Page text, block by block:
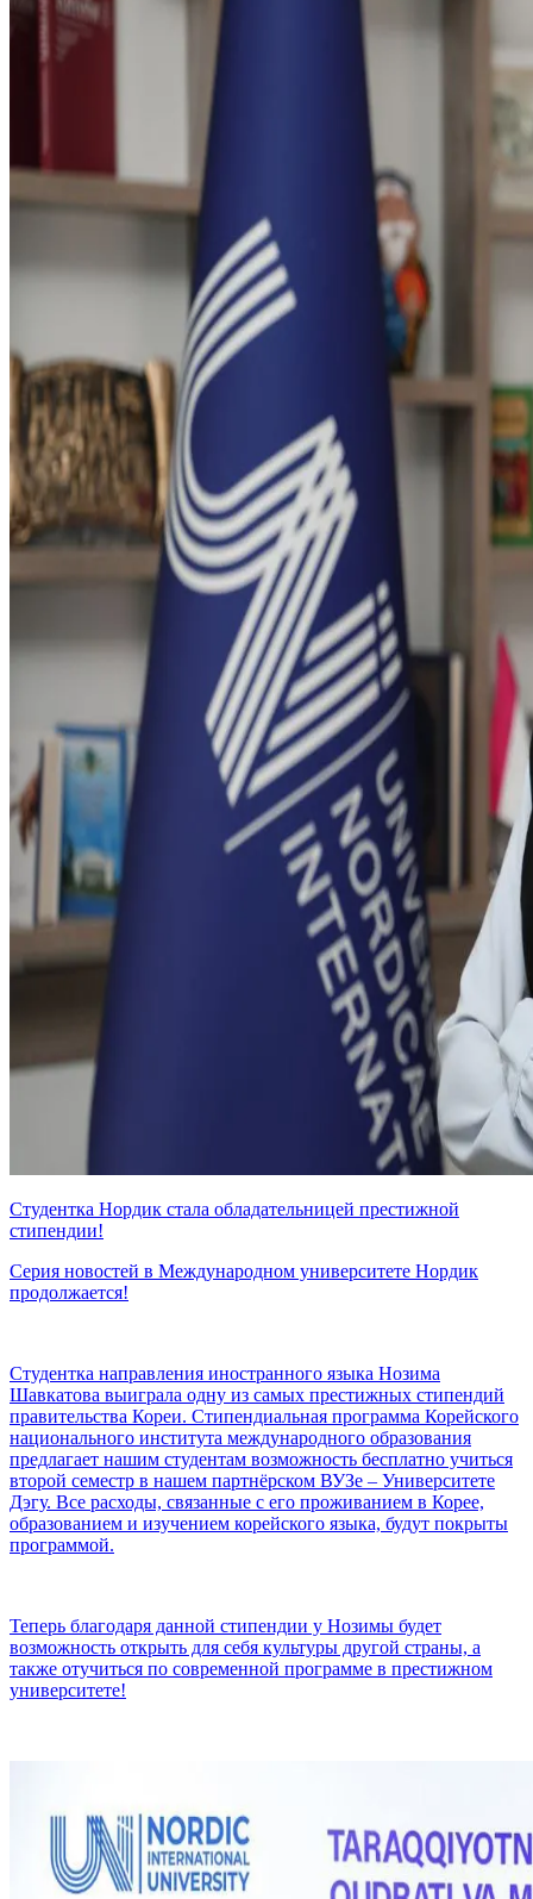
Студентка Нордик стала обладательницей престижной
стипендии!
Серия новостей в Международном университете Нордик
продолжается!
Студентка направления иностранного языка Нозима
Шавкатова выиграла одну из самых престижных стипендий
правительства Кореи. Стипендиальная программа Корейского
национального института международного образования
предлагает нашим студентам возможность бесплатно учиться
второй семестр в нашем партнёрском ВУЗе – Университете
Дэгу. Все расходы, связанные с его проживанием в Корее,
образованием и изучением корейского языка, будут покрыты
программой.
Теперь благодаря данной стипендии у Нозимы будет
возможность открыть для себя культуры другой страны, а
также отучиться по современной программе в престижном
университете!